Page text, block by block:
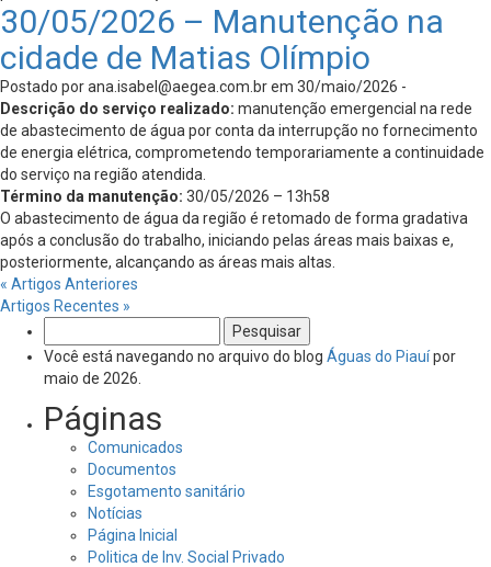
30/05/2026 – Manutenção na
cidade de Matias Olímpio
Postado porana.isabel@aegea.com.brem 30/maio/2026 -
Descrição do serviço realizado: manutenção emergencial na rede
de abastecimento de água por conta da interrupção no fornecimento
de energia elétrica, comprometendo temporariamente a continuidade
do serviço na região atendida.
Término da manutenção: 30/05/2026 – 13h58
O abastecimento de água da região é retomado de forma gradativa
após a conclusão do trabalho, iniciando pelas áreas mais baixas e,
posteriormente, alcançando as áreas mais altas.
« Artigos Anteriores
Artigos Recentes »
por:
Você está navegando no arquivo do blog Águas do Piauípor
maio de 2026.
Páginas
Comunicados
Documentos
Esgotamento sanitário
Notícias
Página Inicial
Politica de Inv. Social Privado